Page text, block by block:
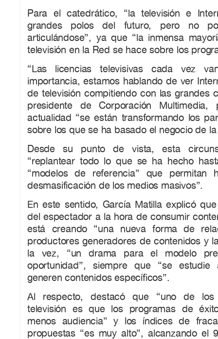
Para el catedrático, “la televisión e
grandes polos del futuro, pero no
articulándose”, ya que “la inmensa
televisión en la Red se hace sobre los
“Las licencias televisivas cada vez
importancia, estamos hablando de ver
de televisión compitiendo con las grandes
presidente de Corporación
actualidad “se están transformando los
sobre los que se ha basado el negocio de la
Desde su punto de vista, esta
“replantear todo lo que se ha hecho
“modelos de referencia” que permitan
desmasificación de los medios masivos”.
En este sentido, García Matilla explicó que
del espectador a la hora de consumir
está creando “una nueva forma de
productores generadores de contenidos y
la vez, “un drama para el modelo
oportunidad”, siempre que “se
generen contenidos específicos”.
Al respecto, destacó que “uno de
televisión es que los programas de
menos audiencia” y los índices de
propuestas “es muy alto”, alcanzando el